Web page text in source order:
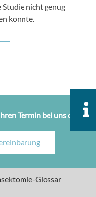
Studie nicht genug
konnte.
Termin bei uns online!
Glossar